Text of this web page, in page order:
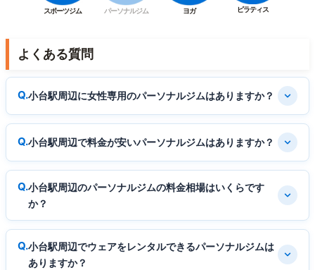
スポーツジム パーソナルジム ヨガ ピラティス
よくある質問
小台駅周辺に女性専用のパーソナルジムはありますか？
小台駅周辺で料金が安いパーソナルジムはありますか？
小台駅周辺のパーソナルジムの料金相場はいくらです
か？
小台駅周辺でウェアをレンタルできるパーソナルジムは
ありますか？